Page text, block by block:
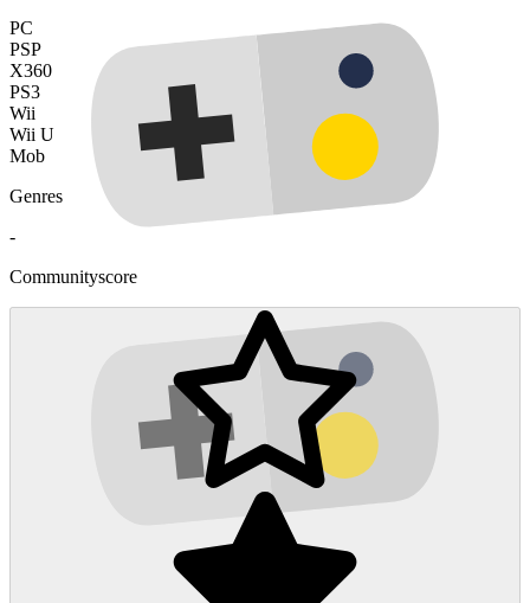
PC
PSP
X360
PS3
Wii
Wii U
Mob
Genres
-
Communityscore